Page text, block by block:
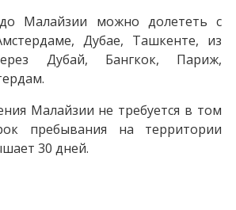
Малайзии можно долететь с
Дубае, Ташкенте, из
Дубай, Бангкок, Париж,
Малайзии не требуется в том
пребывания на территории
30 дней.